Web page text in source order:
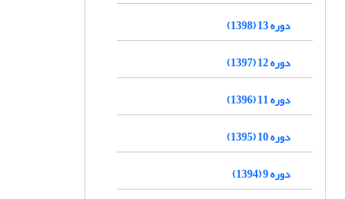
دوره 13 (1398)
دوره 12 (1397)
دوره 11 (1396)
دوره 10 (1395)
دوره 9 (1394)